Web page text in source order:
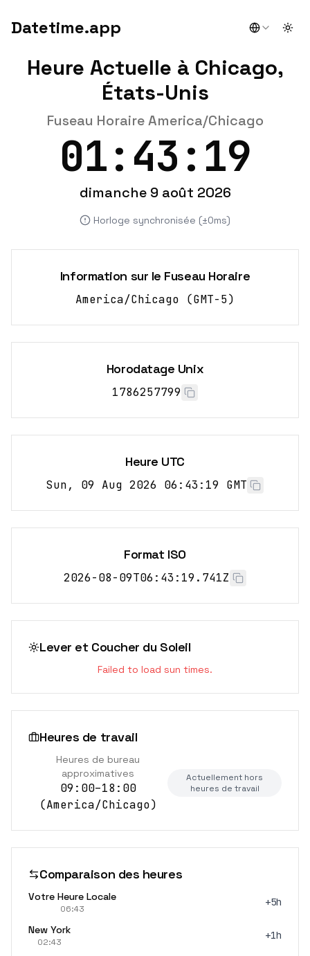
Datetime.app
Heure Actuelle à Chicago,
États-Unis
Fuseau Horaire America/Chicago
01:43:19
dimanche 9 août 2026
Horloge synchronisée (±0ms)
Information sur le Fuseau Horaire
America/Chicago (GMT-5)
Horodatage Unix
1786257799
Heure UTC
Sun, 09 Aug 2026 06:43:19 GMT
Format ISO
2026-08-09T06:43:19.741Z
Lever et Coucher du Soleil
Failed to load sun times.
Heures de travail
Heures de bureau
approximatives
09:00–18:00
(America/Chicago)
Actuellement hors
heures de travail
Comparaison des heures
Votre Heure Locale
06:43
+5h
New York
02:43
+1h